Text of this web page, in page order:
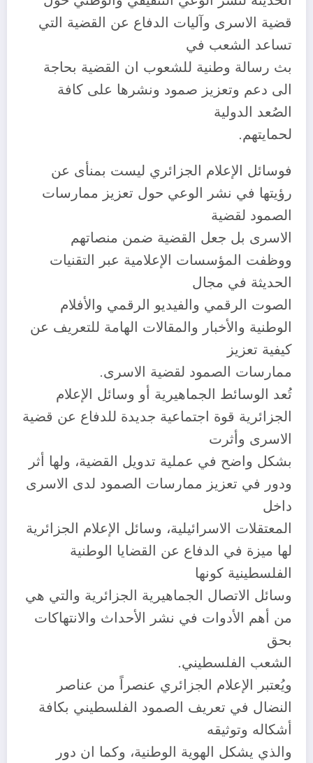
قضية الاسرى وآليات الدفاع عن القضية التي
تساعد الشعب في
بث رسالة وطنية للشعوب ان القضية بحاجة
الى دعم وتعزيز صمود ونشرها على كافة
الصُعد الدولية
لحمايتهم.
فوسائل الإعلام الجزائري ليست بمنأى عن
رؤيتها في نشر الوعي حول تعزيز ممارسات
الصمود لقضية
الاسرى بل جعل القضية ضمن منصاتهم
ووظفت المؤسسات الإعلامية عبر التقنيات
الحديثة في مجال
الصوت الرقمي والفيديو الرقمي والأفلام
الوطنية والأخبار والمقالات الهامة للتعريف عن
كيفية تعزيز
ممارسات الصمود لقضية الاسرى.
تُعد الوسائط الجماهيرية أو وسائل الإعلام
الجزائرية قوة اجتماعية جديدة للدفاع عن قضية
الاسرى وأثرت
بشكل واضح في عملية تدويل القضية، ولها أثر
ودور في تعزيز ممارسات الصمود لدى الاسرى
داخل
المعتقلات الاسرائيلية، وسائل الإعلام الجزائرية
لها ميزة في الدفاع عن القضايا الوطنية
الفلسطينية كونها
وسائل الاتصال الجماهيرية الجزائرية والتي هي
من أهم الأدوات في نشر الأحداث والانتهاكات
بحق
الشعب الفلسطيني.
ويُعتبر الإعلام الجزائري عنصراً من عناصر
النضال في تعريف الصمود الفلسطيني بكافة
أشكاله وتوثيقه
والذي يشكل الهوية الوطنية، وكما ان دور